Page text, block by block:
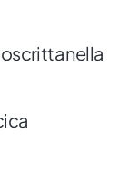
nella